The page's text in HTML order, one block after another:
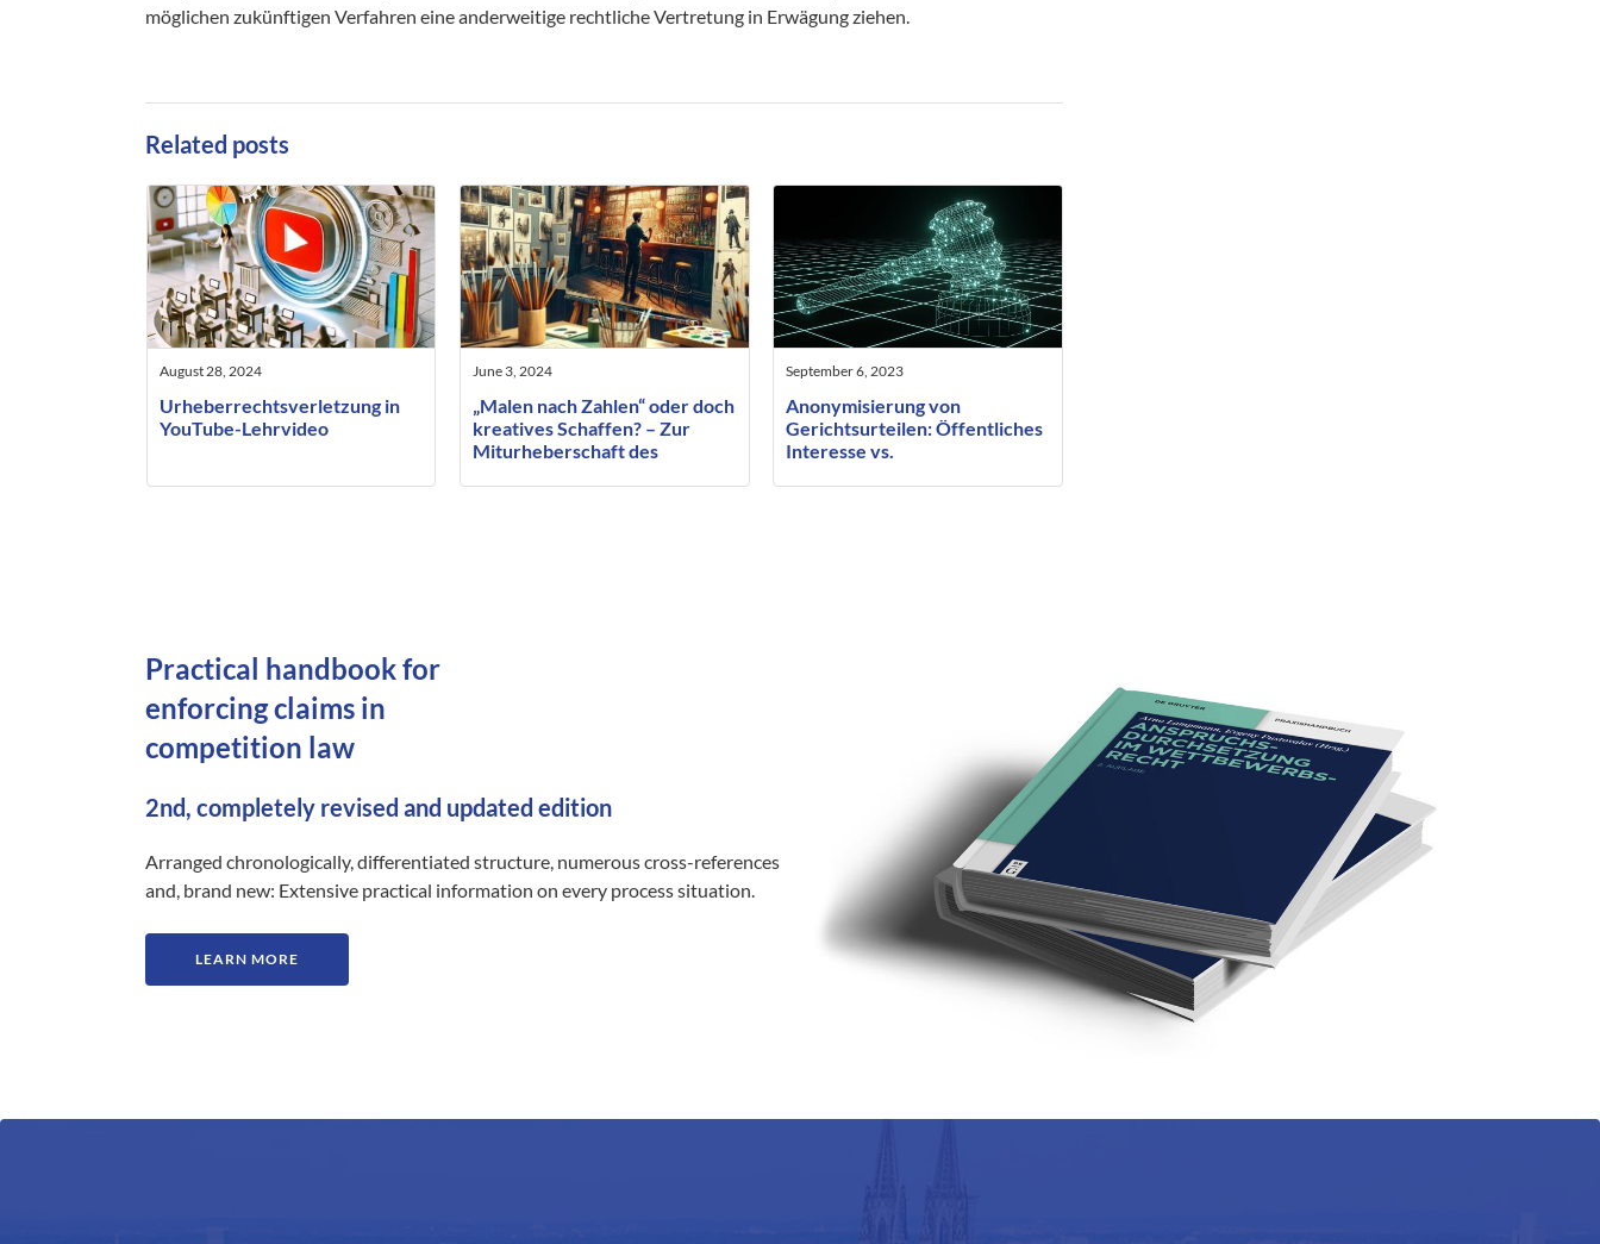
möglichen zukünftigen Verfahren eine anderweitige rechtliche Vertretung in Erwägung ziehen.
Related posts
August 28, 2024
Urheberrechtsverletzung in
YouTube-Lehrvideo
June 3, 2024
„Malen nach Zahlen“ oder doch
kreatives Schaffen? – Zur
Miturheberschaft des
September 6, 2023
Anonymisierung von
Gerichtsurteilen: Öffentliches
Interesse vs.
Practical handbook for
enforcing claims in
competition law
2nd, completely revised and updated edition
Arranged chronologically, differentiated structure, numerous cross-references
and, brand new: Extensive practical information on every process situation.
LEARN MORE